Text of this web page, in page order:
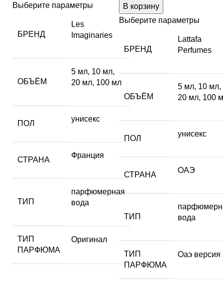
Выберите параметры
БРЕНД
Les
Imaginaries
ОБЪЁМ
5 мл, 10 мл,
20 мл, 100 мл
ПОЛ
унисекс
СТРАНА
Франция
ТИП
парфюмерная
вода
ТИП
ПАРФЮМА
Оригинал
В корзину
Выберите параметры
БРЕНД
Lattafa
Perfumes
ОБЪЁМ
5 мл, 10 мл,
20 мл, 100
ПОЛ
унисекс
СТРАНА
ОАЭ
ТИП
вода
ТИП
ПАРФЮМА
Оаэ версия